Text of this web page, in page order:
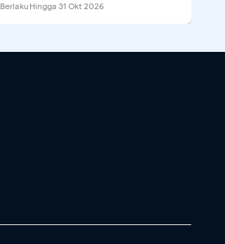
Berlaku Hingga 31 Okt 2026